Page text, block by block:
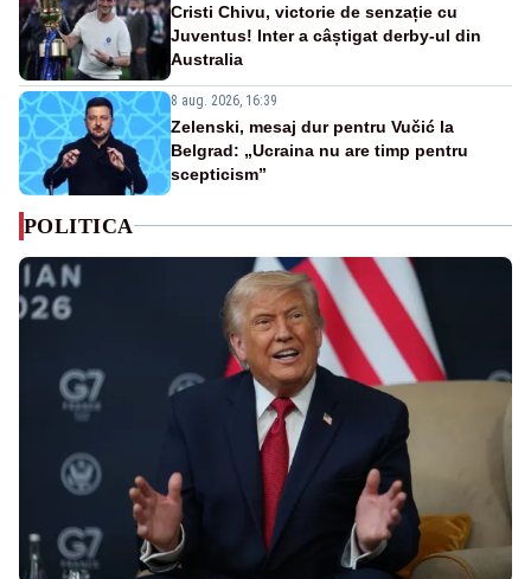
Cristi Chivu, victorie de senzație cu
Juventus! Inter a câștigat derby-ul din
Australia
8 aug. 2026, 16:39
Zelenski, mesaj dur pentru Vučić la
Belgrad: „Ucraina nu are timp pentru
scepticism”
POLITICA